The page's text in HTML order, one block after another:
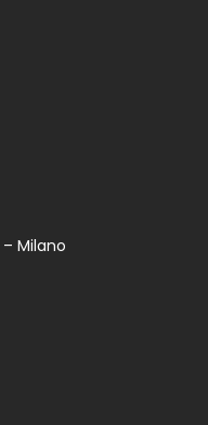
– Milano